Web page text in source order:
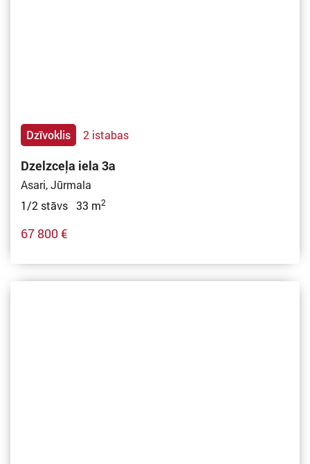
Dzīvoklis 2 istabas
Dzelzceļa iela 3a
Asari, Jūrmala
1/2 stāvs 33 m2
67 800 €